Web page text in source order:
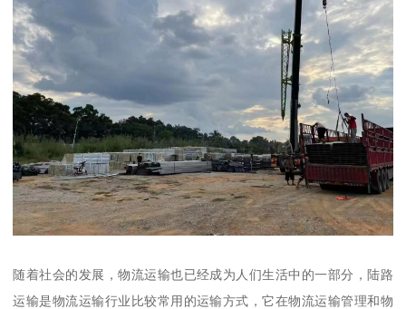
随着社会的发展，物流运输也已经成为人们生活中的一部分，陆路
运输是物流运输行业比较常用的运输方式，它在物流运输管理和物